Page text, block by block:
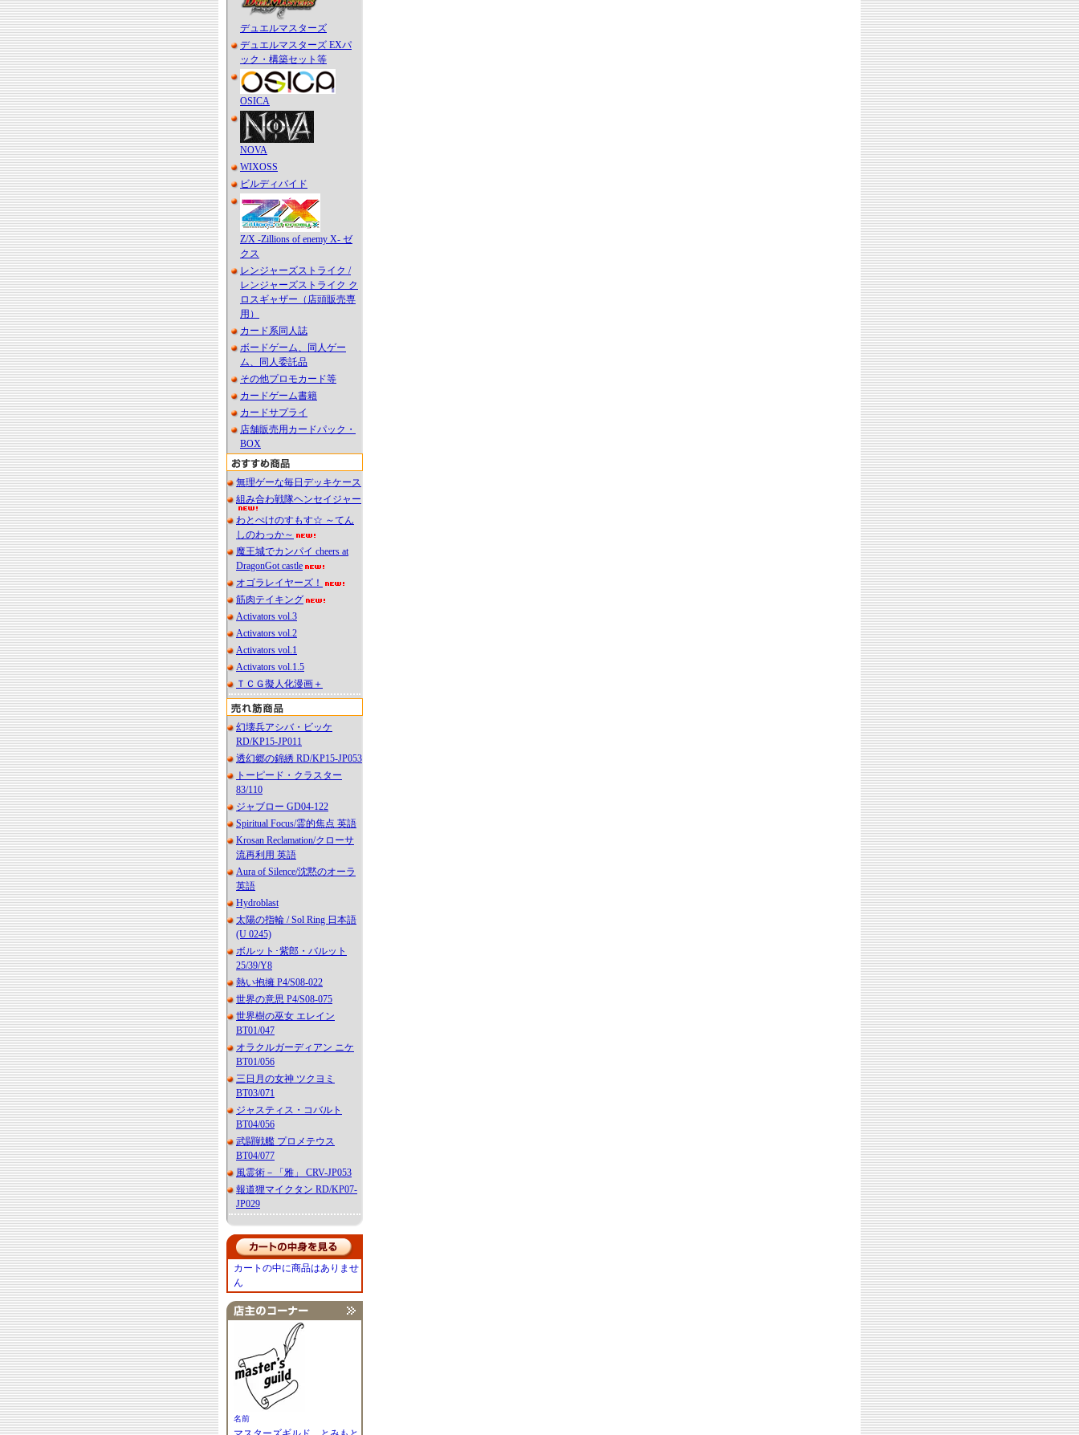
デュエルマスターズ
デュエルマスターズ EXパ
ック・構築セット等
OSICA
NOVA
WIXOSS
ビルディバイド
Z/X -Zillions of enemy X- ゼ
クス
レンジャーズストライク /
レンジャーズストライク ク
ロスギャザー（店頭販売専
用）
カード系同人誌
ボードゲーム、同人ゲー
ム、同人委託品
その他プロモカード等
カードゲーム書籍
カードサプライ
店舗販売用カードパック・
BOX
無理ゲーな毎日デッキケース
組み合わ戦隊ヘンセイジャー
わとぺけのすもす☆ ～てん
しのわっか～
魔王城でカンパイ cheers at
DragonGot castle
オゴラレイヤーズ！
筋肉テイキング
Activators vol.3
Activators vol.2
Activators vol.1
Activators vol.1.5
ＴＣＧ擬人化漫画＋
幻壊兵アシバ・ビッケ
RD/KP15-JP011
透幻郷の錦綉 RD/KP15-JP053
トーピード・クラスター
83/110
ジャブロー GD04-122
Spiritual Focus/霊的焦点 英語
Krosan Reclamation/クローサ
流再利用 英語
Aura of Silence/沈黙のオーラ
英語
Hydroblast
太陽の指輪 / Sol Ring 日本語
(U 0245)
ボルット･紫郎・バルット
25/39/Y8
熱い抱擁 P4/S08-022
世界の意思 P4/S08-075
世界樹の巫女 エレイン
BT01/047
オラクルガーディアン ニケ
BT01/056
三日月の女神 ツクヨミ
BT03/071
ジャスティス・コバルト
BT04/056
武闘戦艦 プロメテウス
BT04/077
風霊術－「雅」 CRV-JP053
報道狸マイクタン RD/KP07-
JP029
カートの中に商品はありませ
ん
名前